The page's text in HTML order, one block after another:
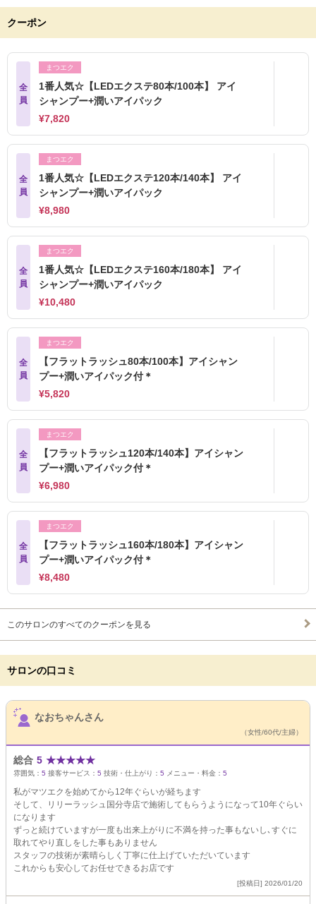
クーポン
全
員
まつエク
1番人気☆【LEDエクステ80本/100本】 アイ
シャンプー+潤いアイパック
¥7,820
全
員
まつエク
1番人気☆【LEDエクステ120本/140本】 アイ
シャンプー+潤いアイパック
¥8,980
全
員
まつエク
1番人気☆【LEDエクステ160本/180本】 アイ
シャンプー+潤いアイパック
¥10,480
全
員
まつエク
【フラットラッシュ80本/100本】アイシャン
プー+潤いアイパック付＊
¥5,820
全
員
まつエク
【フラットラッシュ120本/140本】アイシャン
プー+潤いアイパック付＊
¥6,980
全
員
まつエク
【フラットラッシュ160本/180本】アイシャン
プー+潤いアイパック付＊
¥8,480
このサロンのすべてのクーポンを見る
サロンの口コミ
サロンPick Up
なおちゃんさん
（女性/60代/主婦）
総合 5 ★★★★★
雰囲気： 5 接客サービス： 5 技術・仕上がり： 5 メニュー・料金： 5
私がマツエクを始めてから12年ぐらいが経ちます
そして、リリーラッシュ国分寺店で施術してもらうようになって10年ぐらい
になります
ずっと続けていますが一度も出来上がりに不満を持った事もないし､すぐに
取れてやり直しをした事もありません
スタッフの技術が素晴らしく丁寧に仕上げていただいています
これからも安心してお任せできるお店です
[投稿日] 2026/01/20